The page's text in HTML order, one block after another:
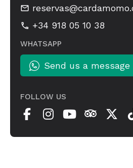
+34 918 05 10 38
WHATSAPP
Send us a message
FOLLOW US